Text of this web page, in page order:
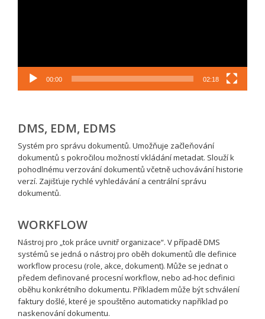
00:00 02:18
DMS, EDM, EDMS
Systém pro správu dokumentů. Umožňuje začleňování
dokumentů s pokročilou možností vkládání metadat. Slouží k
pohodlnému verzování dokumentů včetně uchovávání historie
verzí. Zajišťuje rychlé vyhledávání a centrální správu
dokumentů.
WORKFLOW
Nástroj pro „tok práce uvnitř organizace“. V případě DMS
systémů se jedná o nástroj pro oběh dokumentů dle definice
workflow procesu (role, akce, dokument). Může se jednat o
předem definované procesní workflow, nebo ad-hoc definici
oběhu konkrétního dokumentu. Příkladem může být schválení
faktury došlé, které je spouštěno automaticky například po
naskenování dokumentu.